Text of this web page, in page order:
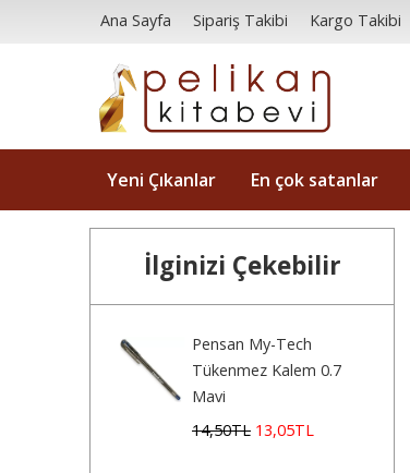
Ana Sayfa Sipariş Takibi Kargo Takibi
Yeni Çıkanlar En çok satanlar
İlginizi Çekebilir
Pensan My-Tech
Tükenmez Kalem 0.7
Mavi
14,50TL 13,05TL